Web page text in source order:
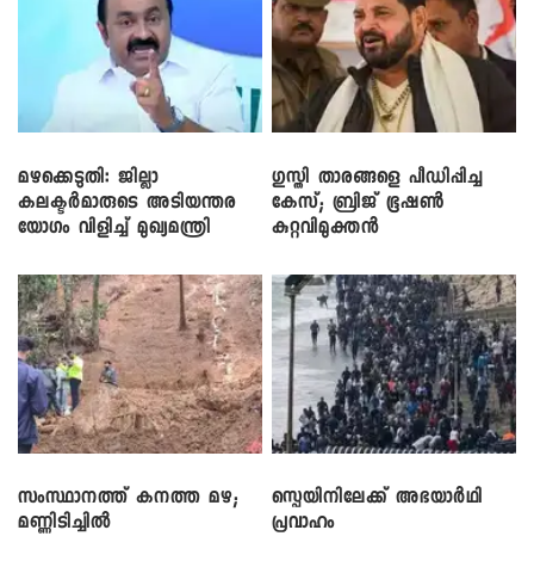
മഴക്കെടുതി: ജില്ലാ
കലക്ടർമാരുടെ അടിയന്തര
യോഗം വിളിച്ച് മുഖ്യമന്ത്രി
​ഗുസ്തി താരങ്ങളെ പീഡിപ്പിച്ച
കേസ്; ബ്രിജ് ഭൂഷൺ
കുറ്റവിമുക്തൻ
സംസ്ഥാനത്ത് കനത്ത മഴ;
മണ്ണിടിച്ചിൽ
സ്പെയിനിലേക്ക് അഭയാർഥി
പ്രവാഹം